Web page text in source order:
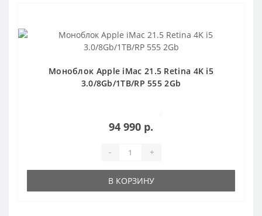
Моноблок Apple iMac 21.5 Retina 4K i5
3.0/8Gb/1TB/RP 555 2Gb
94 990 р.
- +
В КОРЗИНУ